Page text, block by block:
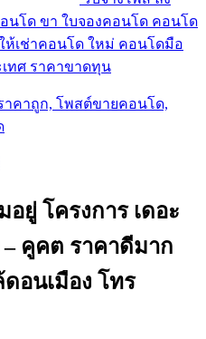
นโด ขา ใบจองคอนโด คอนโด
ห้เช่าคอนโด ใหม่ คอนโดมือ
เทศ ราคาขาดทุน
าคาถูก, โพสต์ขายคอนโด,
ยู่ โครงการ เดอะ
คูคต ราคาดีมาก
อนเมือง โทร